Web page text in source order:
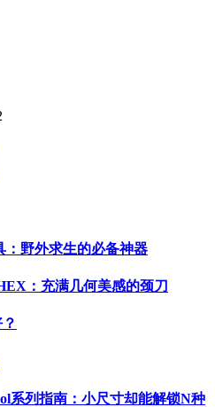
：野外求生的必备神器
：充满几何美感的颈刀
系列指南：小尺寸却能解锁N种